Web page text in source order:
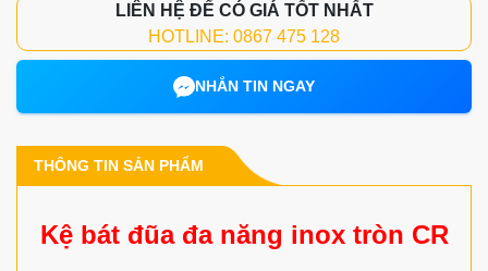
LIÊN HỆ ĐỂ CÓ GIÁ TỐT NHẤT
HOTLINE: 0867 475 128
NHẮN TIN NGAY
THÔNG TIN SẢN PHẨM
Kệ bát đũa đa năng inox tròn CR